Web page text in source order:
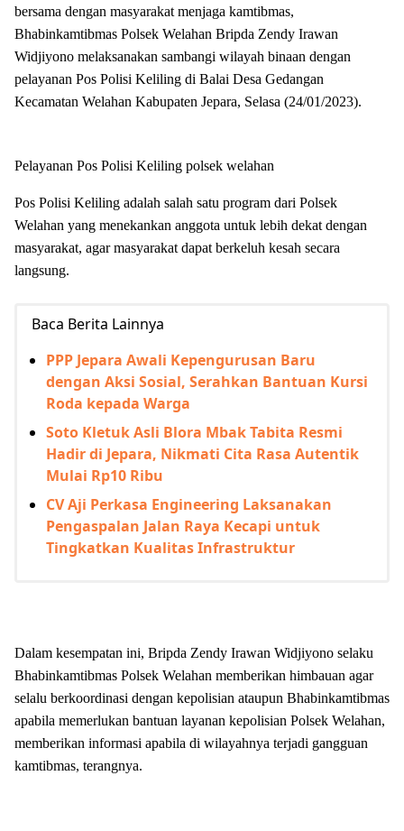
bersama dengan masyarakat menjaga kamtibmas,
Bhabinkamtibmas Polsek Welahan Bripda Zendy Irawan
Widjiyono melaksanakan sambangi wilayah binaan dengan
pelayanan Pos Polisi Keliling di Balai Desa Gedangan
Kecamatan Welahan Kabupaten Jepara, Selasa (24/01/2023).
Pelayanan Pos Polisi Keliling polsek welahan
Pos Polisi Keliling adalah salah satu program dari Polsek
Welahan yang menekankan anggota untuk lebih dekat dengan
masyarakat, agar masyarakat dapat berkeluh kesah secara
langsung.
Baca Berita Lainnya
PPP Jepara Awali Kepengurusan Baru
dengan Aksi Sosial, Serahkan Bantuan Kursi
Roda kepada Warga
Soto Kletuk Asli Blora Mbak Tabita Resmi
Hadir di Jepara, Nikmati Cita Rasa Autentik
Mulai Rp10 Ribu
CV Aji Perkasa Engineering Laksanakan
Pengaspalan Jalan Raya Kecapi untuk
Tingkatkan Kualitas Infrastruktur
Dalam kesempatan ini, Bripda Zendy Irawan Widjiyono selaku
Bhabinkamtibmas Polsek Welahan memberikan himbauan agar
selalu berkoordinasi dengan kepolisian ataupun Bhabinkamtibmas
apabila memerlukan bantuan layanan kepolisian Polsek Welahan,
memberikan informasi apabila di wilayahnya terjadi gangguan
kamtibmas, terangnya.